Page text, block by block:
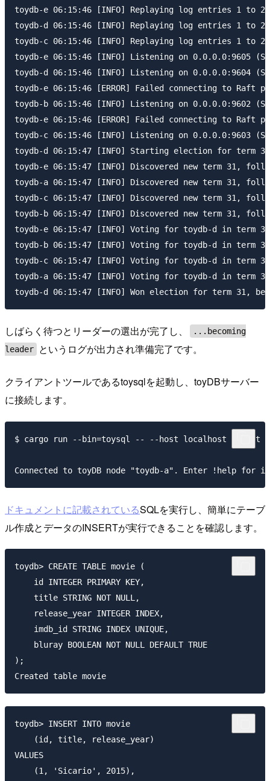
toydb-e 06:15:46 [INFO] Replaying log entries 1 to 23
toydb-d 06:15:46 [INFO] Replaying log entries 1 to 23
toydb-c 06:15:46 [INFO] Replaying log entries 1 to 23
toydb-e 06:15:46 [INFO] Listening on 0.0.0.0:9605
toydb-d 06:15:46 [INFO] Listening on 0.0.0.0:9604
toydb-e 06:15:46 [ERROR] Failed connecting to Raft
toydb-b 06:15:46 [INFO] Listening on 0.0.0.0:9602
toydb-e 06:15:46 [ERROR] Failed connecting to Raft
toydb-c 06:15:46 [INFO] Listening on 0.0.0.0:9603
toydb-d 06:15:47 [INFO] Starting election for term 31
toydb-e 06:15:47 [INFO] Discovered new term 31,
toydb-a 06:15:47 [INFO] Discovered new term 31,
toydb-c 06:15:47 [INFO] Discovered new term 31,
toydb-b 06:15:47 [INFO] Discovered new term 31,
toydb-e 06:15:47 [INFO] Voting for toydb-d in term
toydb-b 06:15:47 [INFO] Voting for toydb-d in term
toydb-c 06:15:47 [INFO] Voting for toydb-d in term
toydb-a 06:15:47 [INFO] Voting for toydb-d in term
しばらく待つとリーダーの選出が完了し、
...becoming
leader
というログが出力され準備完了です。
クライアントツールであるtoysqlを起動し、toyDBサーバー
に接続します。
$ cargo run --bin=toysql -- --host localhost --port
ドキュメントに記載されているSQLを実行し、簡単にテーブ
ル作成とデータのINSERTが実行できることを確認します。
toydb> CREATE TABLE movie (
    id INTEGER PRIMARY KEY,
    title STRING NOT NULL,
    release_year INTEGER INDEX,
    imdb_id STRING INDEX UNIQUE,
    bluray BOOLEAN NOT NULL DEFAULT TRUE
);
toydb> INSERT INTO movie
    (id, title, release_year)
VALUES
    (1, 'Sicario', 2015),